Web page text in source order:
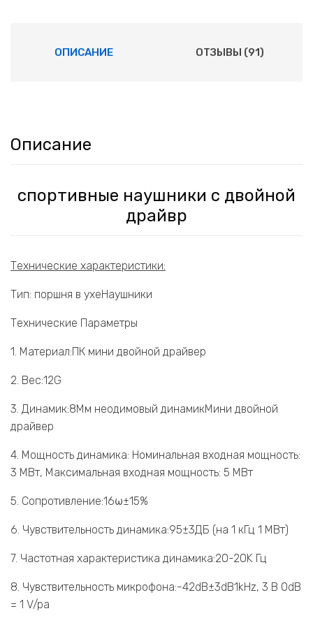
ОПИСАНИЕ ОТЗЫВЫ (91)
Описание
спортивные наушники с двойной
драйвр
Технические характеристики:
Тип: поршня в ухеНаушники
Технические Параметры
1. Материал:ПК мини двойной драйвер
2. Вес:12G
3. Динамик:8Мм неодимовый динамикМини двойной
драйвер
4. Мощность динамика: Номинальная входная мощность:
3 МВт, Максимальная входная мощность: 5 МВт
5. Сопротивление:16ω±15%
6. Чувствительность динамика:95±3ДБ (на 1 кГц 1 МВт)
7. Частотная характеристика динамика:20-20K Гц
8. Чувствительность микрофона:-42dB±3dB1kHz, 3 В 0dB
= 1 V/pa